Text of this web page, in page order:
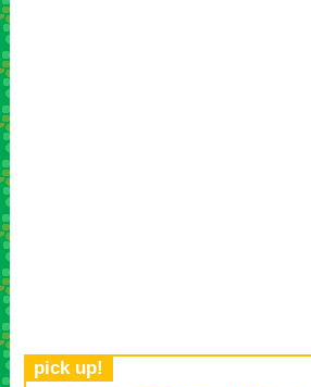
pick up!